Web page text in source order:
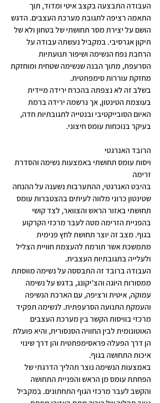
העבודה התבצעה בקצב איטי ומדוד, תוך
התאמה רציפה לתגובת מערכת העצבים. הדגש
הושם על יצירת מסר תחושתי של בטחון ולא של
תיקון אגרסיבי. במקביל נעשתה עבודה על
הרחבת נפח הנשימה ושיפור תנועתיות
הסרעפת, מתוך הבנה שנשימה שטחית ומוחזקת
מחזקת עוררות סימפתטית.
בשלב זה לא נצפתה בהכרח ירידה מיידית
בעוצמת הטינטון, אך נרשמה ירידה ברמת
האיום הסובייקטיבי ובנטייה לתגובתיות חדה,
בעיקר בנוכחות עומס חיצוני.
הרובד האנרגטי
ויסות עומס תחושתי באמצעות נשימה והסדרת
זרימה
בהיבט האנרגטי, ההתערבות נשענה על ההנחה
שטינטון כרוני מלווה לעיתים בהצטברות עומס
תחושתי באזור הראש והצוואר, לצד קושי
בהפניית הזרימה מטה לעבר מרכזי הקרקוע
בגוף. מצב זה יוצר תחושת לחץ פנימית
מתמשכת אשר תורמת להעצמת חוויית הצליל
ולעלייה בתגובתיות העצבית.
העבודה ברובד זה התבססה על נשימה מווסתת
ממסורות היוגה והצ’יקונג, בדגש על נשימה
עמוקה, איטית ורציפה, עם הארכת הנשיפה
והעמקת התנועה הסרעפתית. לנשימה תפקיד
מרכזי בוויסות הקשר בין מערכת העצבים
האוטונומית לבין החוויה הסנסורית, והיא פועלת
הן דרך הפעלה פראסימפתטית והן דרך שינוי
איכות התחושה בגוף.
באמצעות הנשימה נוצר תהליך הדרגתי של
הפחתת עומס מן הראש והפניית התחושה
והקשב לעבר מרכזי הגוף התחתונים. במקביל